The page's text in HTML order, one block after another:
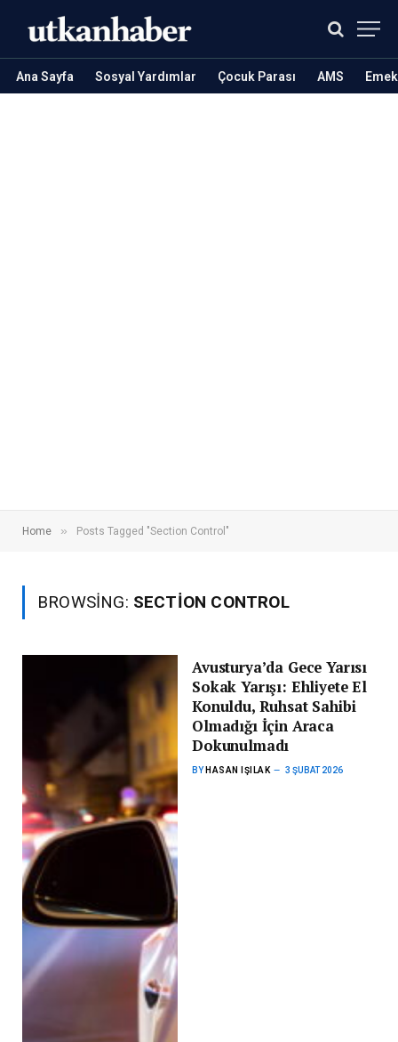
Ana Sayfa Sosyal Yardımlar Çocuk Parası AMS
Home » Posts Tagged "Section Control"
BROWSING: SECTION CONTROL
Avusturya’da Gece Yarısı
Sokak Yarışı: Ehliyete El
Konuldu, Ruhsat Sahibi
Olmadığı İçin Araca
Dokunulmadı
BY HASAN IŞILAK 3 ŞUBAT 2026